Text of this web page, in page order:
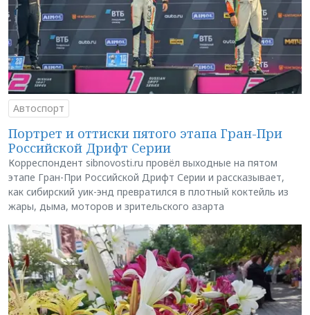
Автоспорт
Портрет и оттиски пятого этапа Гран-При
Российской Дрифт Серии
Корреспондент sibnovosti.ru провёл выходные на пятом
этапе Гран-При Российской Дрифт Серии и рассказывает,
как сибирский уик-энд превратился в плотный коктейль из
жары, дыма, моторов и зрительского азарта